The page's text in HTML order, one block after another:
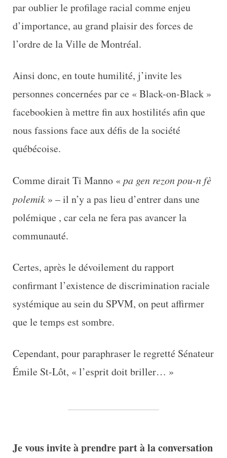
par oublier le profilage racial comme enjeu
d’importance, au grand plaisir des forces de
l’ordre de la Ville de Montréal.
Ainsi donc, en toute humilité, j’invite les
personnes concernées par ce « Black-on-Black »
facebookien à mettre fin aux hostilités afin que
nous fassions face aux défis de la société
québécoise.
Comme dirait Ti Manno «pa gen rezon pou-n fè
polemik » – il n’y a pas lieu d’entrer dans une
polémique , car cela ne fera pas avancer la
communauté.
Certes, après le dévoilement du rapport
confirmant l’existence de discrimination raciale
systémique au sein du SPVM, on peut affirmer
que le temps est sombre.
Cependant, pour paraphraser le regretté Sénateur
Émile St-Lôt, « l’esprit doit briller… »
Je vous invite à prendre part à la conversation